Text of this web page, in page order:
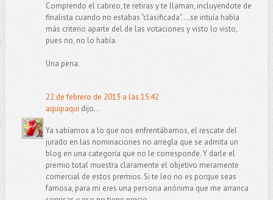
Comprendo el cabreo, te retiras y te llaman, incluyendote de
finalista cuando no estabas "clasificada"....se intuía había
más criterio aparte del de las votaciones y visto lo visto,
pues no, no lo había.
Una pena.
22 de febrero de 2013 a las 15:42
aquipaqui dijo...
Ya sabíamos a lo que nos enfrentábamos, el rescate del
jurado en las nominaciones no arregla que se admita un
blog en una categoría que no le corresponde. Y darle el
premio total muestra claramente el objetivo meramente
comercial de estos premios. Si te leo no es porque seas
famosa, para mi eres una persona anónima que me arranca